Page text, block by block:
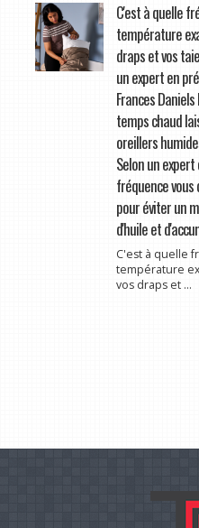
C'est à quelle
température
draps et vos
un expert en
Frances
temps chaud
oreillers
Selon un
fréquence
pour éviter un
d'huile et
C'est à quelle
température
vos draps et ...